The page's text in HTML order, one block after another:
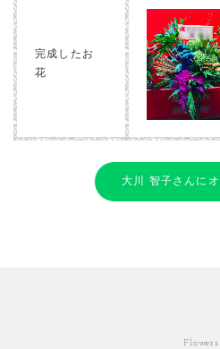
完成したお
花
大川 智子さんに
Flowers